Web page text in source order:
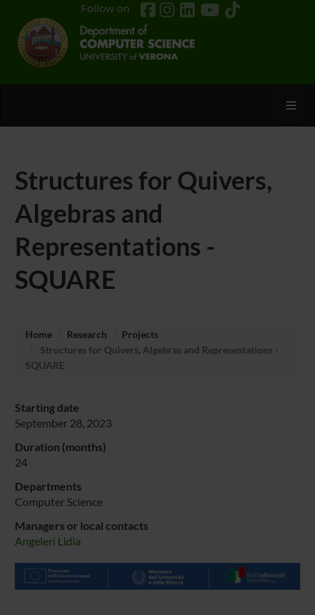
Follow on
Structures for Quivers,
Algebras and
Representations -
SQUARE
Home Research
Projects
Structures for Quivers, Algebras and Representations -
SQUARE
Starting date
September 28, 2023
Duration (months)
24
Departments
Computer Science
Managers or local contacts
Angeleri Lidia